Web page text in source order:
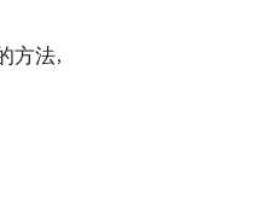
法，